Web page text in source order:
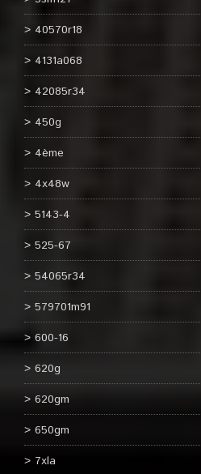
40570r18
4131a068
42085r34
450g
4ème
4x48w
5143-4
525-67
54065r34
579701m91
600-16
620g
620gm
650gm
7xla